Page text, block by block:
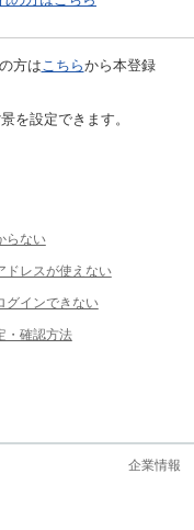
方はこちらから本登録
を設定できます。
らない
ドレスが使えない
グインできない
・確認方法
企業情報